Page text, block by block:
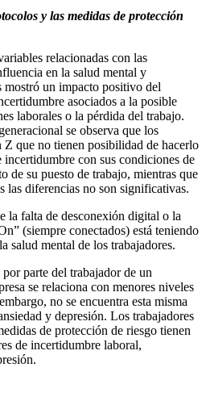
y las medidas de protección
relacionadas con las
en la salud mental y
mostró un impacto positivo del
asociados a la posible
laborales o la pérdida del trabajo.
se observa que los
Z que no tienen posibilidad de hacerlo
incertidumbre con sus condiciones de
de su puesto de trabajo, mientras que
las diferencias no son significativas.
la falta de desconexión digital o la
(siempre conectados) está teniendo
salud mental de los trabajadores.
parte del trabajador de un
se relaciona con menores niveles
no se encuentra esta misma
y depresión. Los trabajadores
de protección de riesgo tienen
de incertidumbre laboral,